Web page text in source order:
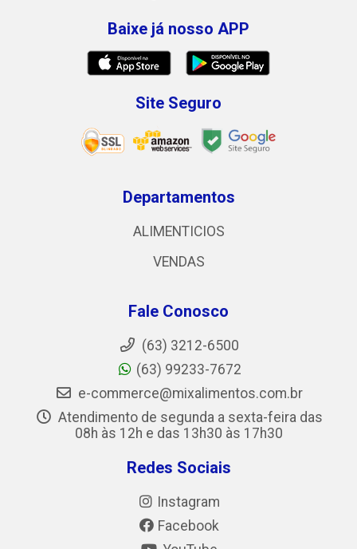
Baixe já nosso APP
Site Seguro
Departamentos
ALIMENTICIOS
VENDAS
Fale Conosco
(63) 3212-6500
(63) 99233-7672
e-commerce@mixalimentos.com.br
Atendimento de segunda a sexta-feira das
08h às 12h e das 13h30 às 17h30
Redes Sociais
Instagram
Facebook